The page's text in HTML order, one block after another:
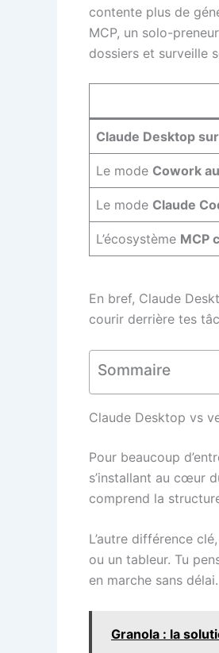
contente plus de
MCP, un solo-
dossiers et surveille
Claude Desktop
Le mode Cowork
Le mode Claude
L’écosystème MCP
En bref, Claude
courir derrière tes
Sommaire
Claude Desktop vs
Pour beaucoup
s’installant au cœur
comprend la
L’autre différence
ou un tableur. Tu
en marche sans
Granola : la